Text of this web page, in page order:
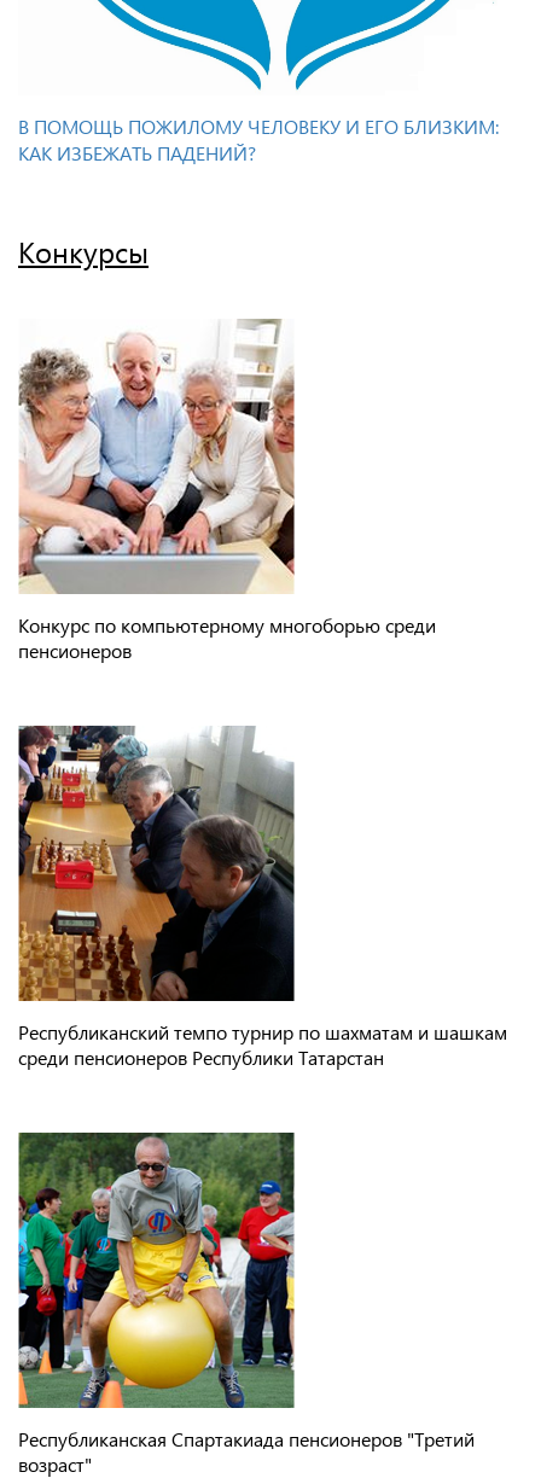
В ПОМОЩЬ ПОЖИЛОМУ ЧЕЛОВЕКУ И ЕГО БЛИЗКИМ:
КАК ИЗБЕЖАТЬ ПАДЕНИЙ?
Конкурсы
Конкурс по компьютерному многоборью среди
пенсионеров
Республиканский темпо турнир по шахматам и шашкам
среди пенсионеров Республики Татарстан
Республиканская Спартакиада пенсионеров "Третий
возраст"